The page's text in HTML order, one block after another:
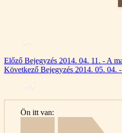
Előző Bejegyzés 2014. 04. 11. - A
Következő Bejegyzés 2014. 05. 04.
Ön itt van: